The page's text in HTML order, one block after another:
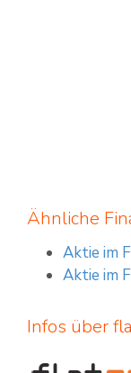
Ähnliche
Aktie im
Aktie im
Infos über